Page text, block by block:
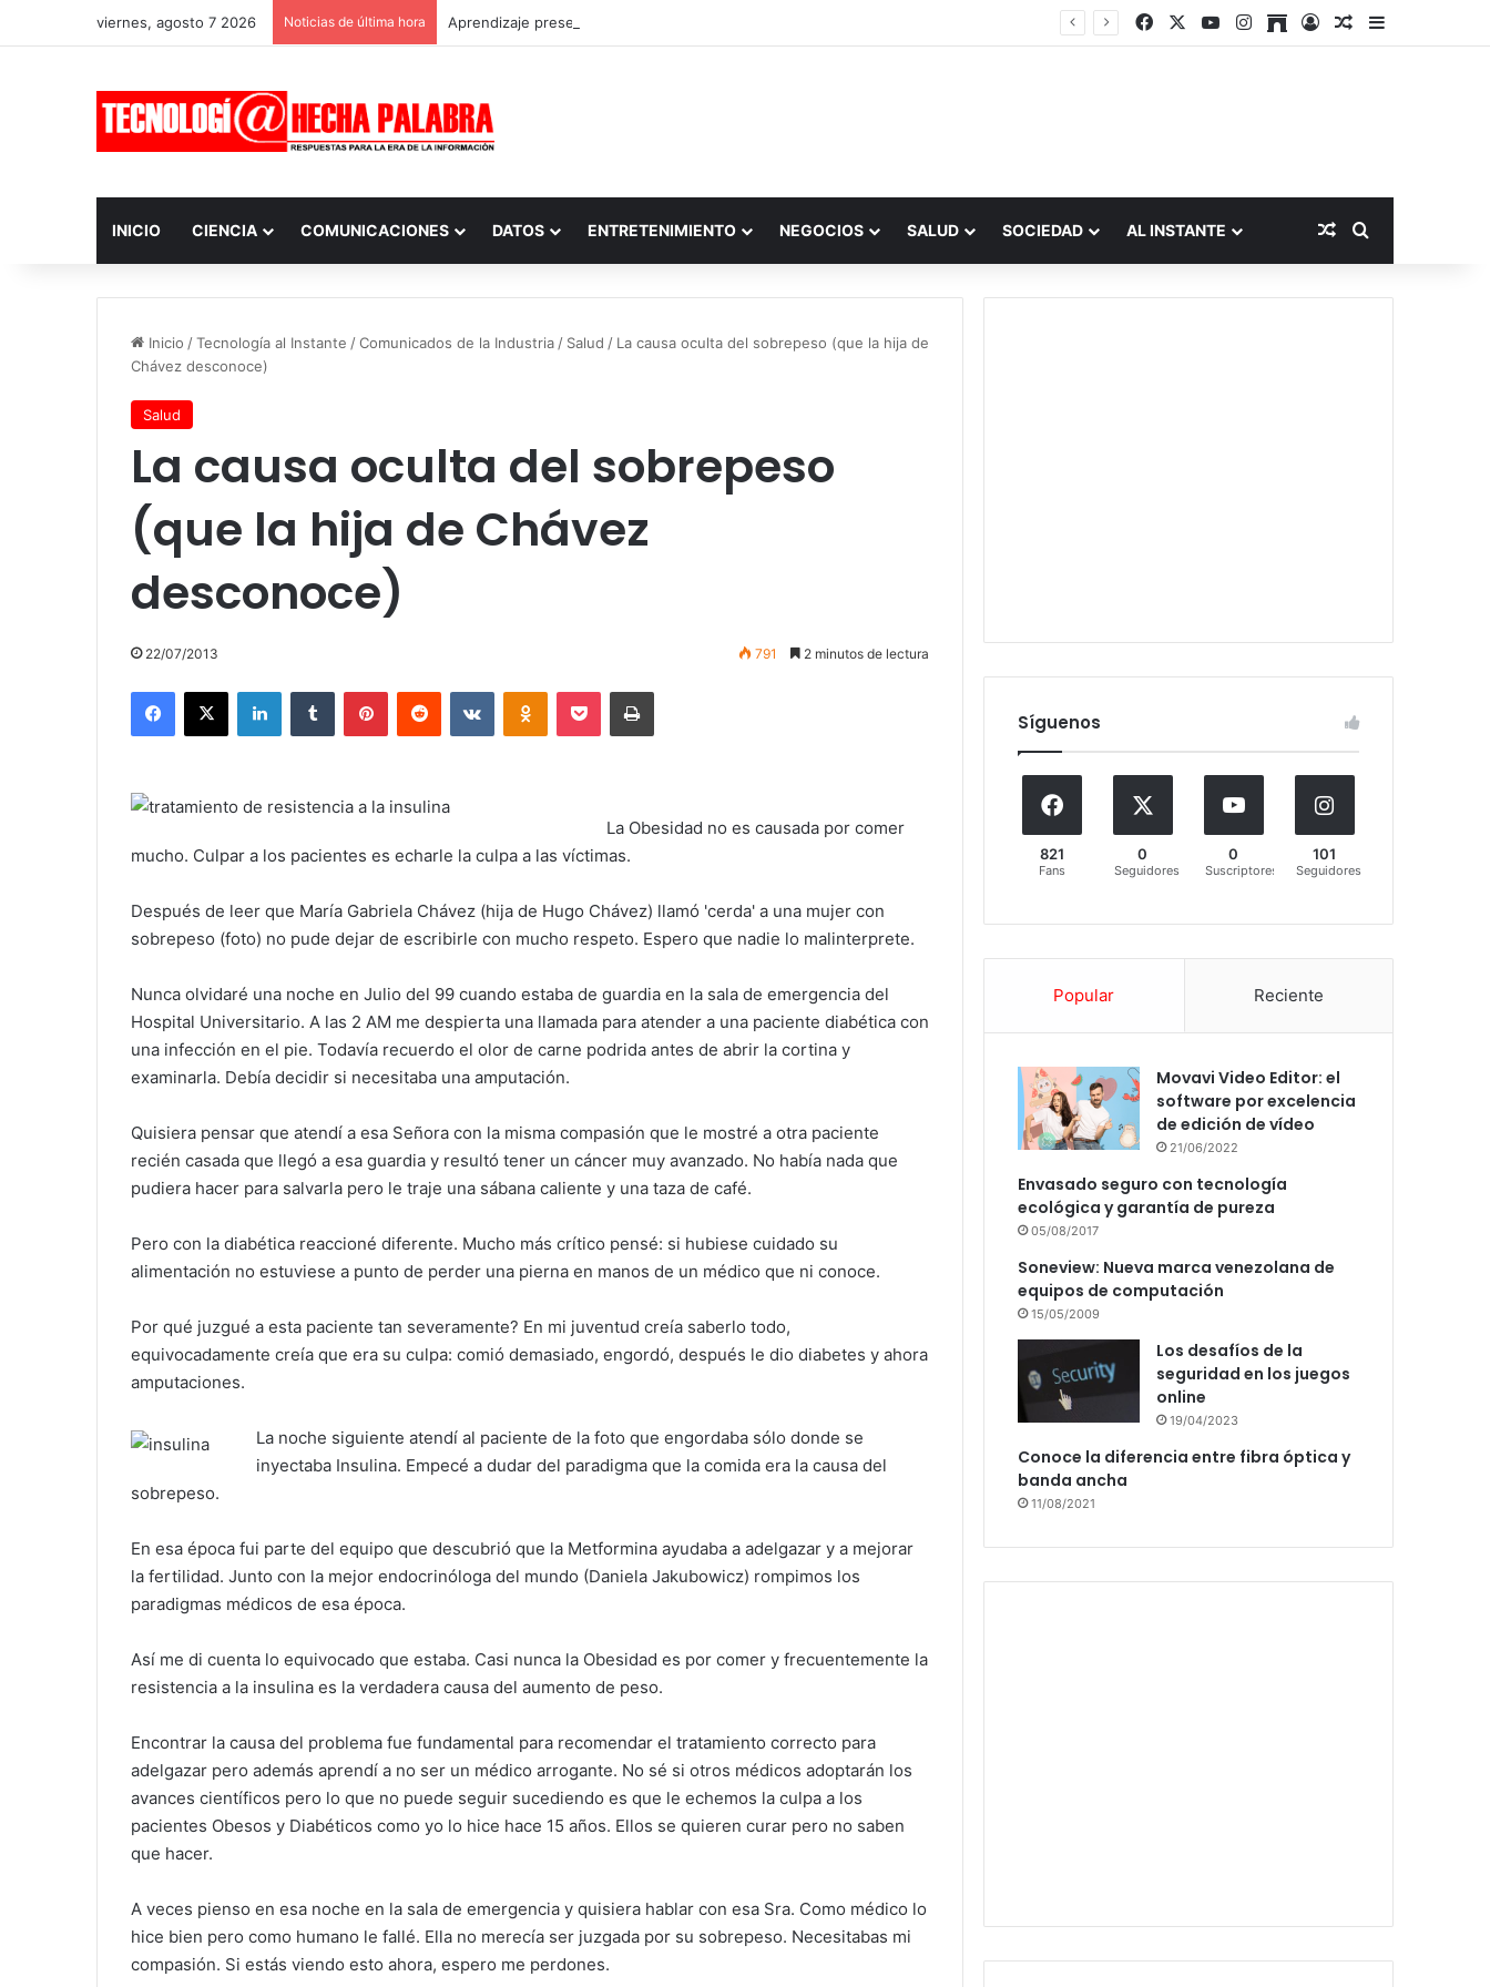
viernes, agosto 7 2026 Noticias de última hora Aprendizaje presencial vs. por internet FacebookYouTubeInstagram
ArchiveAccesoPublicación al
Barra lateral
INICIO CIENCIA COMUNICACIONES DATOS ENTRETENIMIENTO NEGOCIOS SALUD SOCIEDAD AL INSTANTE Publicación al
Buscar por
Inicio /Tecnología al Instante /Comunicados de la Industria / Salud / La causa oculta del sobrepeso (que la hija de
Chávez desconoce)
Salud
La causa oculta del sobrepeso
(que la hija de Chávez
desconoce)
22/07/2013 791 2 minutos de lectura
Facebook
X LinkedInTumblr PinterestReddit VKontakteOdnoklassniki
Pocket Imprimir
La Obesidad no es causada por comer
mucho. Culpar a los pacientes es echarle la culpa a las víctimas.
Después de leer que María Gabriela Chávez (hija de Hugo Chávez) llamó 'cerda' a una mujer con
sobrepeso (foto) no pude dejar de escribirle con mucho respeto. Espero que nadie lo malinterprete.
Nunca olvidaré una noche en Julio del 99 cuando estaba de guardia en la sala de emergencia del
Hospital Universitario. A las 2 AM me despierta una llamada para atender a una paciente diabética con
una infección en el pie. Todavía recuerdo el olor de carne podrida antes de abrir la cortina y
examinarla. Debía decidir si necesitaba una amputación.
Quisiera pensar que atendí a esa Señora con la misma compasión que le mostré a otra paciente
recién casada que llegó a esa guardia y resultó tener un cáncer muy avanzado. No había nada que
pudiera hacer para salvarla pero le traje una sábana caliente y una taza de café.
Pero con la diabética reaccioné diferente. Mucho más crítico pensé: si hubiese cuidado su
alimentación no estuviese a punto de perder una pierna en manos de un médico que ni conoce.
Por qué juzgué a esta paciente tan severamente? En mi juventud creía saberlo todo,
equivocadamente creía que era su culpa: comió demasiado, engordó, después le dio diabetes y ahora
amputaciones.
La noche siguiente atendí al paciente de la foto que engordaba sólo donde se
inyectaba Insulina. Empecé a dudar del paradigma que la comida era la causa del
sobrepeso.
En esa época fui parte del equipo que descubrió que la Metformina ayudaba a adelgazar y a mejorar
la fertilidad. Junto con la mejor endocrinóloga del mundo (Daniela Jakubowicz) rompimos los
paradigmas médicos de esa época.
Así me di cuenta lo equivocado que estaba. Casi nunca la Obesidad es por comer y frecuentemente la
resistencia a la insulina es la verdadera causa del aumento de peso.
Encontrar la causa del problema fue fundamental para recomendar el tratamiento correcto para
adelgazar pero además aprendí a no ser un médico arrogante. No sé si otros médicos adoptarán los
avances científicos pero lo que no puede seguir sucediendo es que le echemos la culpa a los
pacientes Obesos y Diabéticos como yo lo hice hace 15 años. Ellos se quieren curar pero no saben
que hacer.
A veces pienso en esa noche en la sala de emergencia y quisiera hablar con esa Sra. Como médico lo
hice bien pero como humano le fallé. Ella no merecía ser juzgada por su sobrepeso. Necesitabas mi
compasión. Si estás viendo esto ahora, espero me perdones.
Síguenos
821
Fans
0
Seguidores
0
Suscriptores
101
Seguidores
Popular Reciente
Movavi Video Editor: el
software por excelencia
de edición de vídeo
21/06/2022
Envasado seguro con tecnología
ecológica y garantía de pureza
05/08/2017
Soneview: Nueva marca venezolana de
equipos de computación
15/05/2009
Los desafíos de la
seguridad en los juegos
online
19/04/2023
Conoce la diferencia entre fibra óptica y
banda ancha
11/08/2021